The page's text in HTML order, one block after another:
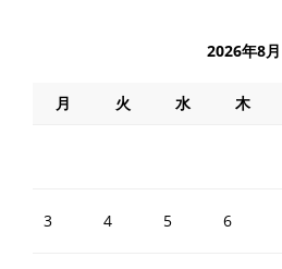
2026年8月
月 火 水 木
3 4 5 6